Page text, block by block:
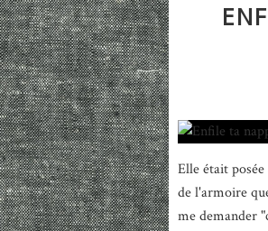
Elle était
de l'armoire
me demander